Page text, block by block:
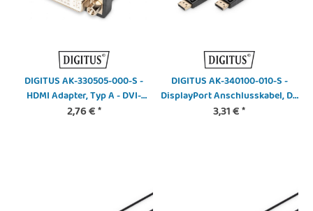
DIGITUS AK-330505-000-S -
HDMI Adapter, Typ A - DVI-
I(24+5) St/Bu, Full HD, sw
2,76 €*
DIGITUS AK-340100-010-S -
DisplayPort Anschlusskabel, DP
St/St, 1.0m, m/Verriegelung,
3,31 €*